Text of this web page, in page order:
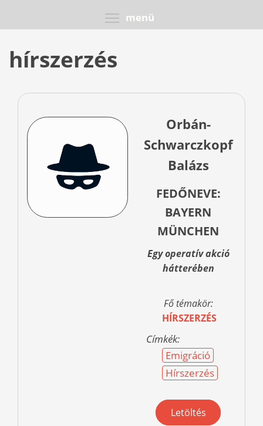
menü
hírszerzés
Orbán-
Schwarczkopf
Balázs
FEDŐNEVE:
BAYERN
MÜNCHEN
Egy operatív akció
hátterében
Fő témakör:
HÍRSZERZÉS
Címkék:
Emigráció
Hírszerzés
Letöltés